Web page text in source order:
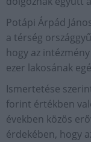
Potápi Árpád
a térség
hogy az
ezer lakosának
Ismertetése
forint értékben
években közös
érdekében, hogy